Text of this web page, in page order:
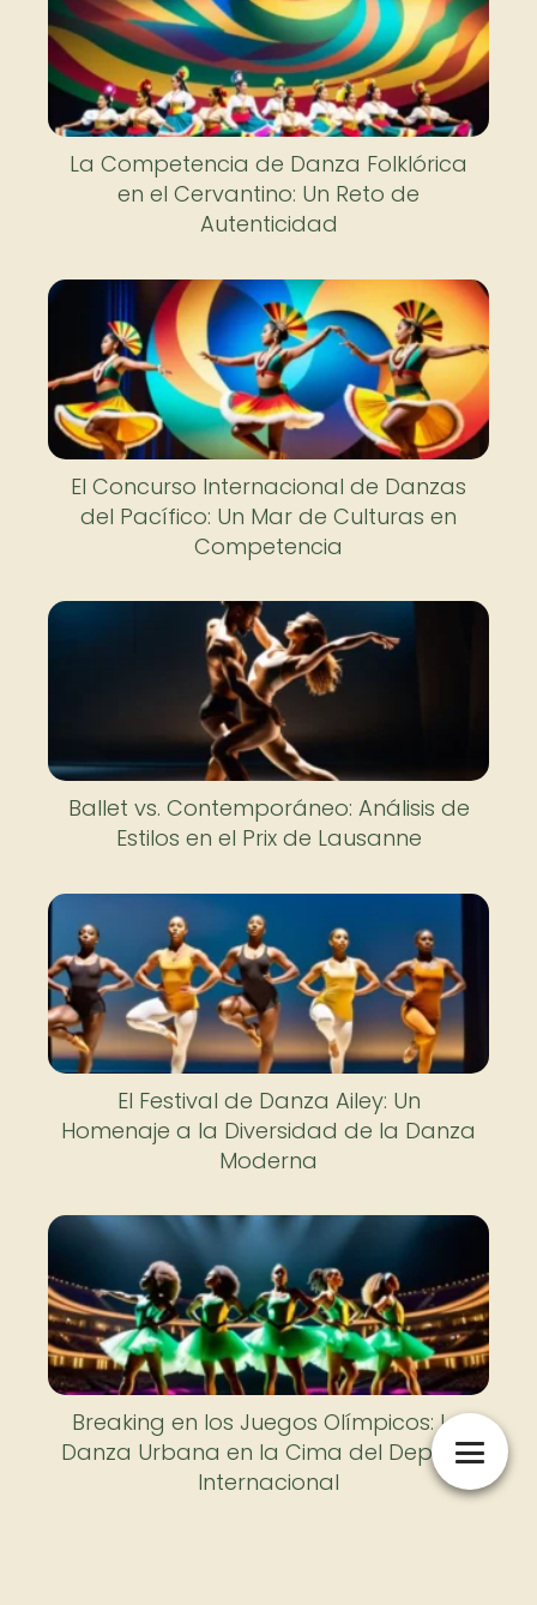
La Competencia de Danza Folklórica
en el Cervantino: Un Reto de
Autenticidad
El Concurso Internacional de Danzas
del Pacífico: Un Mar de Culturas en
Competencia
Ballet vs. Contemporáneo: Análisis de
Estilos en el Prix de Lausanne
El Festival de Danza Ailey: Un
Homenaje a la Diversidad de la Danza
Moderna
Breaking en los Juegos Olímpicos: La
Danza Urbana en la Cima del Deporte
Internacional